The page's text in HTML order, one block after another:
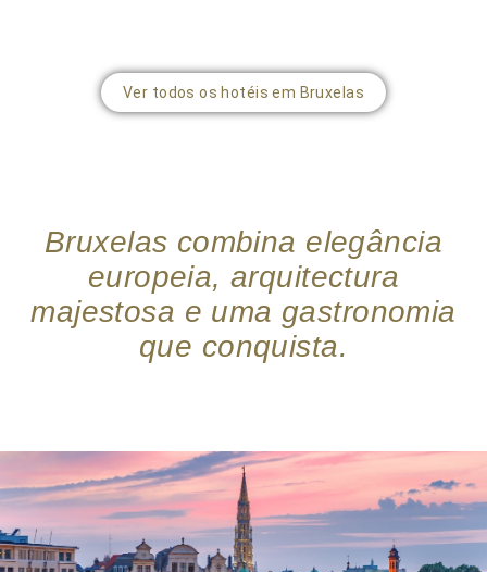
Ver todos os hotéis em Bruxelas
Bruxelas combina elegância
europeia, arquitectura
majestosa e uma gastronomia
que conquista.